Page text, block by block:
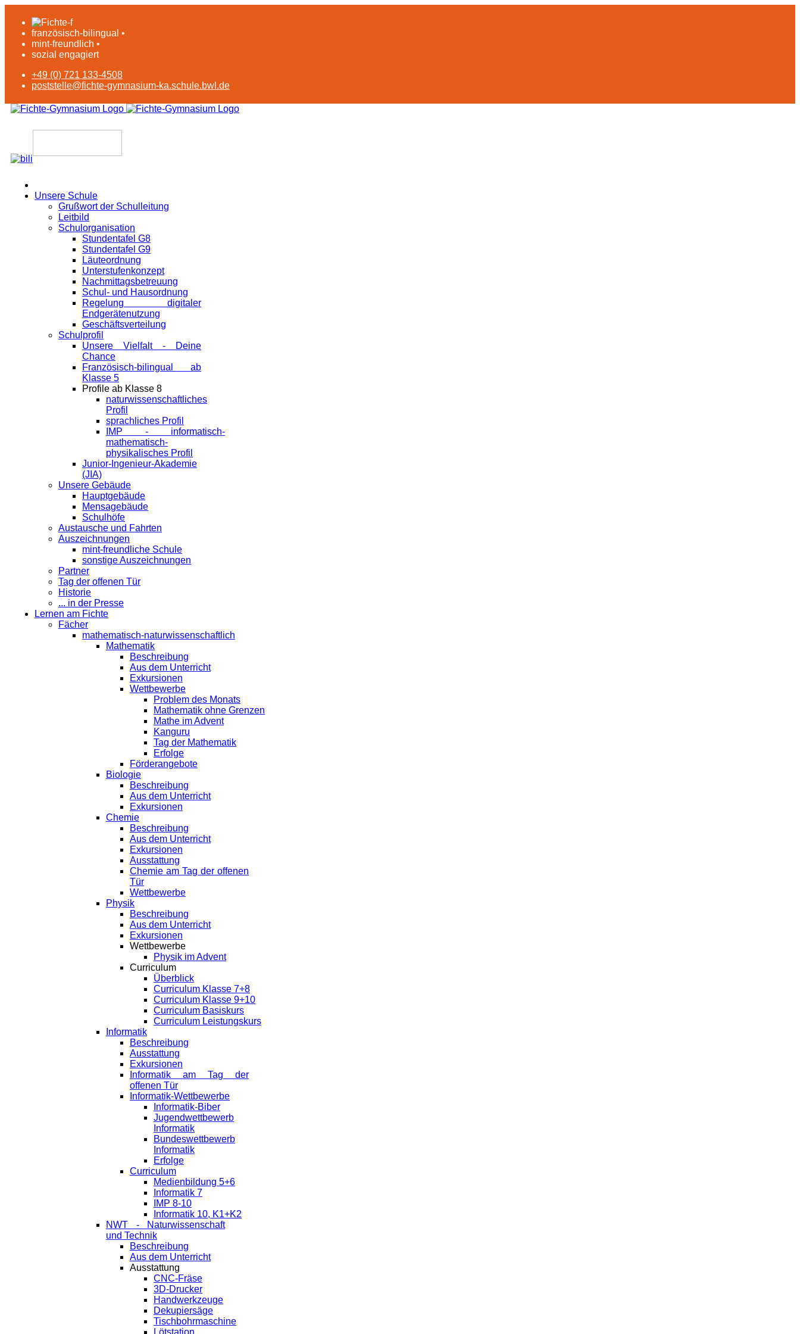
französisch-bilingual •
mint-freundlich •
sozial engagiert
+49 (0) 721 133-4508
poststelle@fichte-gymnasium-ka.schule.bwl.de
Unsere Schule
Grußwort der Schulleitung
Leitbild
Schulorganisation
Stundentafel G8
Stundentafel G9
Läuteordnung
Unterstufenkonzept
Nachmittagsbetreuung
Schul- und Hausordnung
Regelung digitaler
Endgeräte­nutzung
Geschäftsverteilung
Schulprofil
Unsere Vielfalt - Deine
Chance
Französisch-bilingual ab
Klasse 5
Profile ab Klasse 8
naturwissenschaftliches
Profil
sprachliches Profil
IMP - informatisch-
mathematisch-
physikalisches Profil
Junior-Ingenieur-Akademie
(JIA)
Unsere Gebäude
Hauptgebäude
Mensagebäude
Schulhöfe
Austausche und Fahrten
Auszeichnungen
mint-freundliche Schule
sonstige Auszeichnungen
Partner
Tag der offenen Tür
Historie
... in der Presse
Lernen am Fichte
Fächer
mathematisch-naturwissenschaftlich
Mathematik
Beschreibung
Aus dem Unterricht
Exkursionen
Wettbewerbe
Problem des Monats
Mathematik ohne Grenzen
Mathe im Advent
Kanguru
Tag der Mathematik
Erfolge
Förderangebote
Biologie
Beschreibung
Aus dem Unterricht
Exkursionen
Chemie
Beschreibung
Aus dem Unterricht
Exkursionen
Ausstattung
Chemie am Tag der offenen
Tür
Wettbewerbe
Physik
Beschreibung
Aus dem Unterricht
Exkursionen
Wettbewerbe
Physik im Advent
Curriculum
Überblick
Curriculum Klasse 7+8
Curriculum Klasse 9+10
Curriculum Basiskurs
Curriculum Leistungskurs
Informatik
Beschreibung
Ausstattung
Exkursionen
Informatik am Tag der
offenen Tür
Informatik-Wettbewerbe
Informatik-Biber
Jugendwettbewerb
Informatik
Bundeswettbewerb
Informatik
Erfolge
Curriculum
Medienbildung 5+6
Informatik 7
IMP 8-10
Informatik 10, K1+K2
NWT - Naturwissenschaft
und Technik
Beschreibung
Aus dem Unterricht
Ausstattung
CNC-Fräse
3D-Drucker
Handwerkzeuge
Dekupiersäge
Tischbohrmaschine
Lötstation